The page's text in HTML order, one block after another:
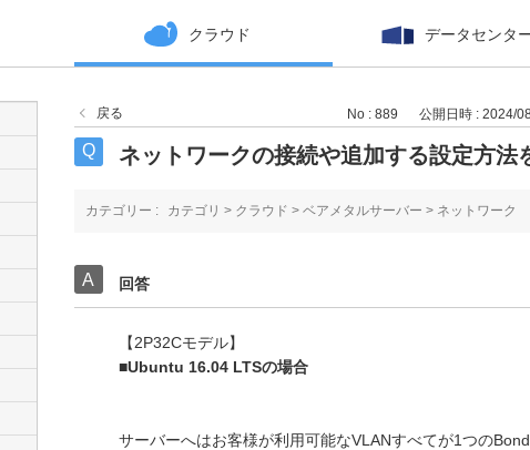
クラウド データセンタ
戻る No : 889 公開日時 : 2024/
ネットワークの接続や追加する設定方法
カテゴリー : カテゴリ > クラウド > ベアメタルサーバー > ネットワーク
回答
【2P32Cモデル】
■Ubuntu 16.04 LTSの場合
サーバーへはお客様が利用可能なVLANすべてが1つの